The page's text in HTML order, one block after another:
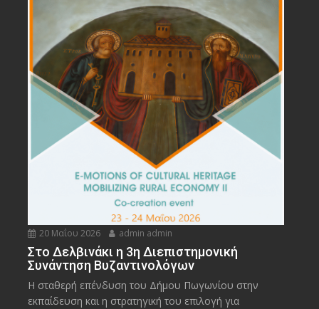
20 Μαΐου 2026 admin admin
Στο Δελβινάκι η 3η Διεπιστημονική
Συνάντηση Βυζαντινολόγων
Η σταθερή επένδυση του Δήμου Πωγωνίου στην
εκπαίδευση και η στρατηγική του επιλογή για